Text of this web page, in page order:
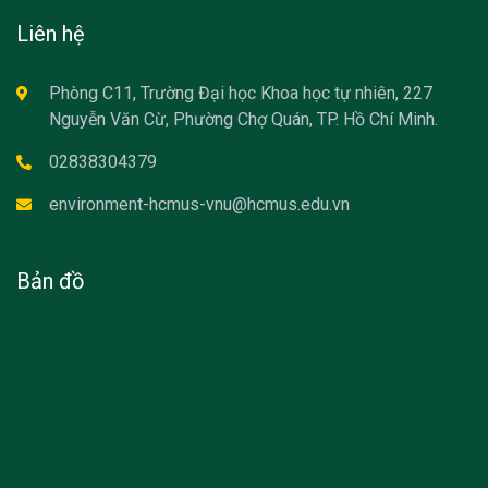
Liên hệ
Phòng C11, Trường Đại học Khoa học tự nhiên, 227
Nguyễn Văn Cừ, Phường Chợ Quán, TP. Hồ Chí Minh.
02838304379
environment-hcmus-vnu@hcmus.edu.vn
Bản đồ